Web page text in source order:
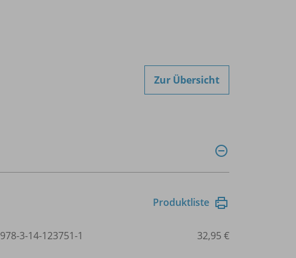
Zur Übersicht
Produktliste
978-3-14-123751-1 32,95 €